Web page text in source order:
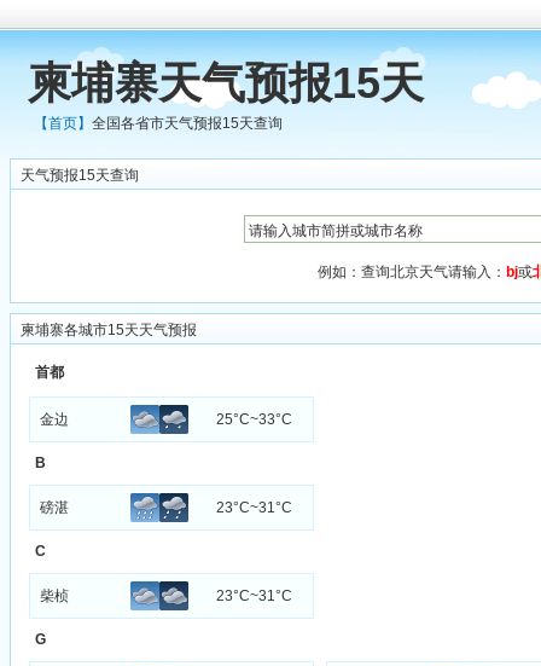
柬埔寨天气预报15天
【首页】全国各省市天气预报15天查询
天气预报15天查询
例如：查询北京天气请输入： bj或
柬埔寨各城市15天天气预报
首都
金边 25°C~33°C
B
磅湛 23°C~31°C
C
柴桢 23°C~31°C
G